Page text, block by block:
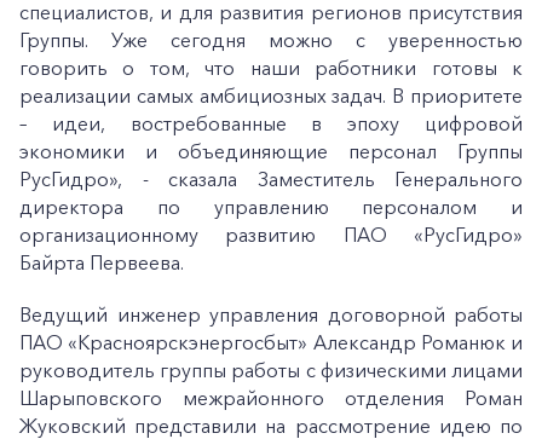
специалистов, и для развития регионов присутствия
Группы. Уже сегодня можно с уверенностью
говорить о том, что наши работники готовы к
реализации самых амбициозных задач. В приоритете
– идеи, востребованные в эпоху цифровой
экономики и объединяющие персонал Группы
РусГидро», - сказала Заместитель Генерального
директора по управлению персоналом и
организационному развитию ПАО «РусГидро»
Байрта Первеева.
Ведущий инженер управления договорной работы
ПАО «Красноярскэнергосбыт» Александр Романюк и
руководитель группы работы с физическими лицами
Шарыповского межрайонного отделения Роман
Жуковский представили на рассмотрение идею по